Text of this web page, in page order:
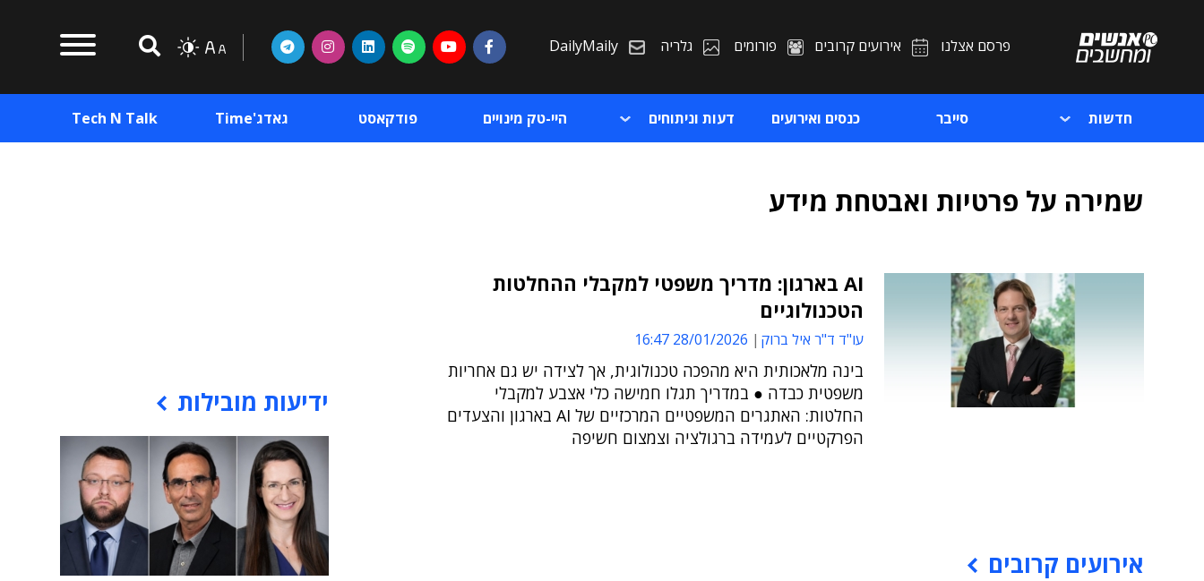
פרסם אצלנו אירועים קרובים פורומים גלריה DailyMaily
חדשות סייבר כנסים ואירועים דעות וניתוחים היי-טק מינויים פודקאסט גאדג'Time Tech N Talk
שמירה על פרטיות ואבטחת מידע
AI בארגון: מדריך משפטי למקבלי ההחלטות
הטכנולוגיים
עו"ד ד"ר איל ברוק 28/01/2026 16:47
בינה מלאכותית היא מהפכה טכנולוגית, אך לצידה יש גם אחריות
משפטית כבדה ● במדריך תגלו חמישה כלי אצבע למקבלי
החלטות: האתגרים המשפטיים המרכזיים של AI בארגון והצעדים
הפרקטיים לעמידה ברגולציה וצמצום חשיפה
אירועים קרובים
ידיעות מובילות